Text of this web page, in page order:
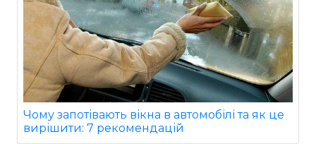
Чому запотівають вікна в автомобілі та як це
вирішити: 7 рекомендацій